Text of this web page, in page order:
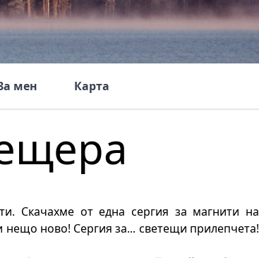
мен Карта
Скачахме от една сергия за магнити на
ново! Сергия за... светещи прилепчета!